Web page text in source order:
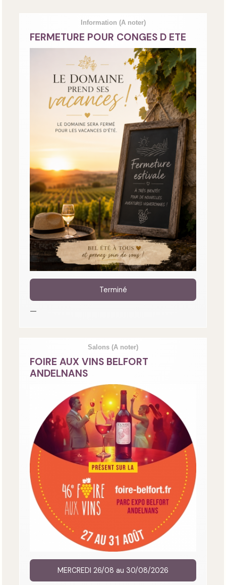
Information (A noter)
FERMETURE POUR CONGES D ETE
Terminé
—
Salons (A noter)
FOIRE AUX VINS BELFORT
ANDELNANS
MERCREDI 26/08 au 30/08/2026